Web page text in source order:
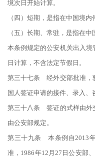
境次日开始计算。
（四）短期，是指在中国境内
（五）长期、常驻，是指在中
本条例规定的公安机关出入
日计算，不含法定节假日。
第三十七条 经外交部批准，
国人签证申请的接件、录入、
第三十八条 签证的式样由外
由公安部规定。
第三十九条 本条例自2013
准，1986年12月27日公安部